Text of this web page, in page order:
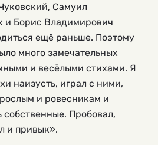
Самуил
и Борис Владимирович
ещё раньше. Поэтому
много замечательных
и весёлыми стихами. Я
наизусть, играл с ними,
и ровесникам и
собственные. Пробовал,
и привык».